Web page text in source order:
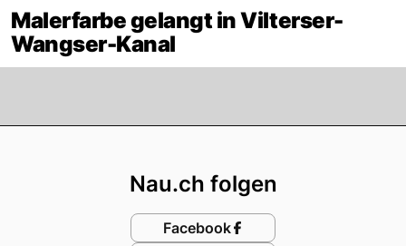
Malerfarbe gelangt in Vilterser-
Wangser-Kanal
Nau.ch folgen
Facebook